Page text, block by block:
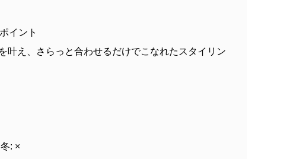
イント
叶え、さらっと合わせるだけでこなれたスタイリン
: ×